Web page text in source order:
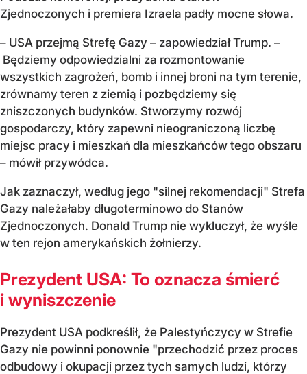
Zjednoczonych i premiera Izraela padły mocne słowa.
– USA przejmą Strefę Gazy – zapowiedział Trump. –
Będziemy odpowiedzialni za rozmontowanie
wszystkich zagrożeń, bomb i innej broni na tym terenie,
zrównamy teren z ziemią i pozbędziemy się
zniszczonych budynków. Stworzymy rozwój
gospodarczy, który zapewni nieograniczoną liczbę
miejsc pracy i mieszkań dla mieszkańców tego obszaru
– mówił przywódca.
Jak zaznaczył, według jego "silnej rekomendacji" Strefa
Gazy należałaby długoterminowo do Stanów
Zjednoczonych. Donald Trump nie wykluczył, że wyśle
w ten rejon amerykańskich żołnierzy.
Prezydent USA: To oznacza śmierć
i wyniszczenie
Prezydent USA podkreślił, że Palestyńczycy w Strefie
Gazy nie powinni ponownie "przechodzić przez proces
odbudowy i okupacji przez tych samych ludzi, którzy